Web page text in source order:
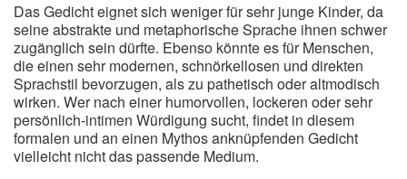
Das Gedicht eignet sich weniger für sehr junge Kinder, da
seine abstrakte und metaphorische Sprache ihnen schwer
zugänglich sein dürfte. Ebenso könnte es für Menschen,
die einen sehr modernen, schnörkellosen und direkten
Sprachstil bevorzugen, als zu pathetisch oder altmodisch
wirken. Wer nach einer humorvollen, lockeren oder sehr
persönlich-intimen Würdigung sucht, findet in diesem
formalen und an einen Mythos anknüpfenden Gedicht
vielleicht nicht das passende Medium.